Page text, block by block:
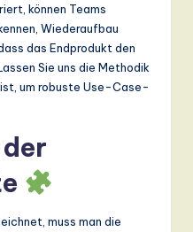
können Teams
Wiederaufbau
das Endprodukt den
Sie uns die Methodik
um robuste Use-Case-
muss man die